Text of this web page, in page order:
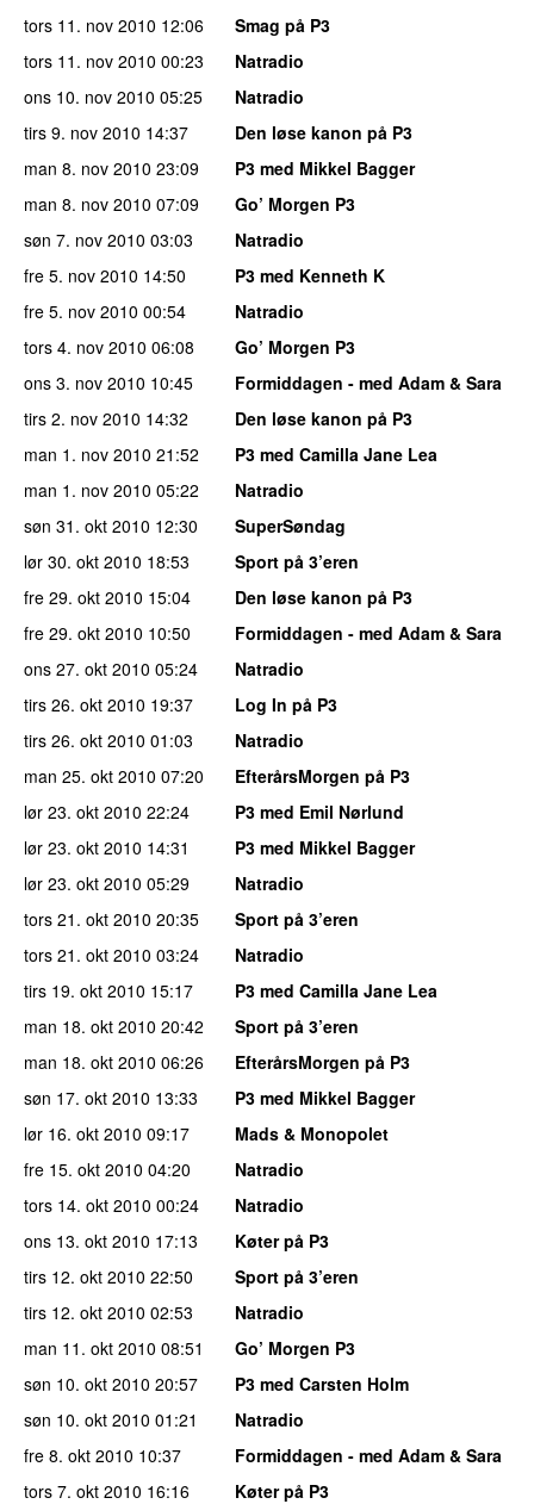
tors 11. nov 2010 12:06
Smag på P3
tors 11. nov 2010 00:23
Natradio
ons 10. nov 2010 05:25
Natradio
tirs 9. nov 2010 14:37
Den løse kanon på P3
man 8. nov 2010 23:09
P3 med Mikkel Bagger
man 8. nov 2010 07:09
Go’ Morgen P3
søn 7. nov 2010 03:03
Natradio
fre 5. nov 2010 14:50
P3 med Kenneth K
fre 5. nov 2010 00:54
Natradio
tors 4. nov 2010 06:08
Go’ Morgen P3
ons 3. nov 2010 10:45
Formiddagen - med Adam & Sara
tirs 2. nov 2010 14:32
Den løse kanon på P3
man 1. nov 2010 21:52
P3 med Camilla Jane Lea
man 1. nov 2010 05:22
Natradio
søn 31. okt 2010 12:30
SuperSøndag
lør 30. okt 2010 18:53
Sport på 3’eren
fre 29. okt 2010 15:04
Den løse kanon på P3
fre 29. okt 2010 10:50
Formiddagen - med Adam & Sara
ons 27. okt 2010 05:24
Natradio
tirs 26. okt 2010 19:37
Log In på P3
tirs 26. okt 2010 01:03
Natradio
man 25. okt 2010 07:20
EfterårsMorgen på P3
lør 23. okt 2010 22:24
P3 med Emil Nørlund
lør 23. okt 2010 14:31
P3 med Mikkel Bagger
lør 23. okt 2010 05:29
Natradio
tors 21. okt 2010 20:35
Sport på 3’eren
tors 21. okt 2010 03:24
Natradio
tirs 19. okt 2010 15:17
P3 med Camilla Jane Lea
man 18. okt 2010 20:42
Sport på 3’eren
man 18. okt 2010 06:26
EfterårsMorgen på P3
søn 17. okt 2010 13:33
P3 med Mikkel Bagger
lør 16. okt 2010 09:17
Mads & Monopolet
fre 15. okt 2010 04:20
Natradio
tors 14. okt 2010 00:24
Natradio
ons 13. okt 2010 17:13
Køter på P3
tirs 12. okt 2010 22:50
Sport på 3’eren
tirs 12. okt 2010 02:53
Natradio
man 11. okt 2010 08:51
Go’ Morgen P3
søn 10. okt 2010 20:57
P3 med Carsten Holm
søn 10. okt 2010 01:21
Natradio
fre 8. okt 2010 10:37
Formiddagen - med Adam & Sara
tors 7. okt 2010 16:16
Køter på P3